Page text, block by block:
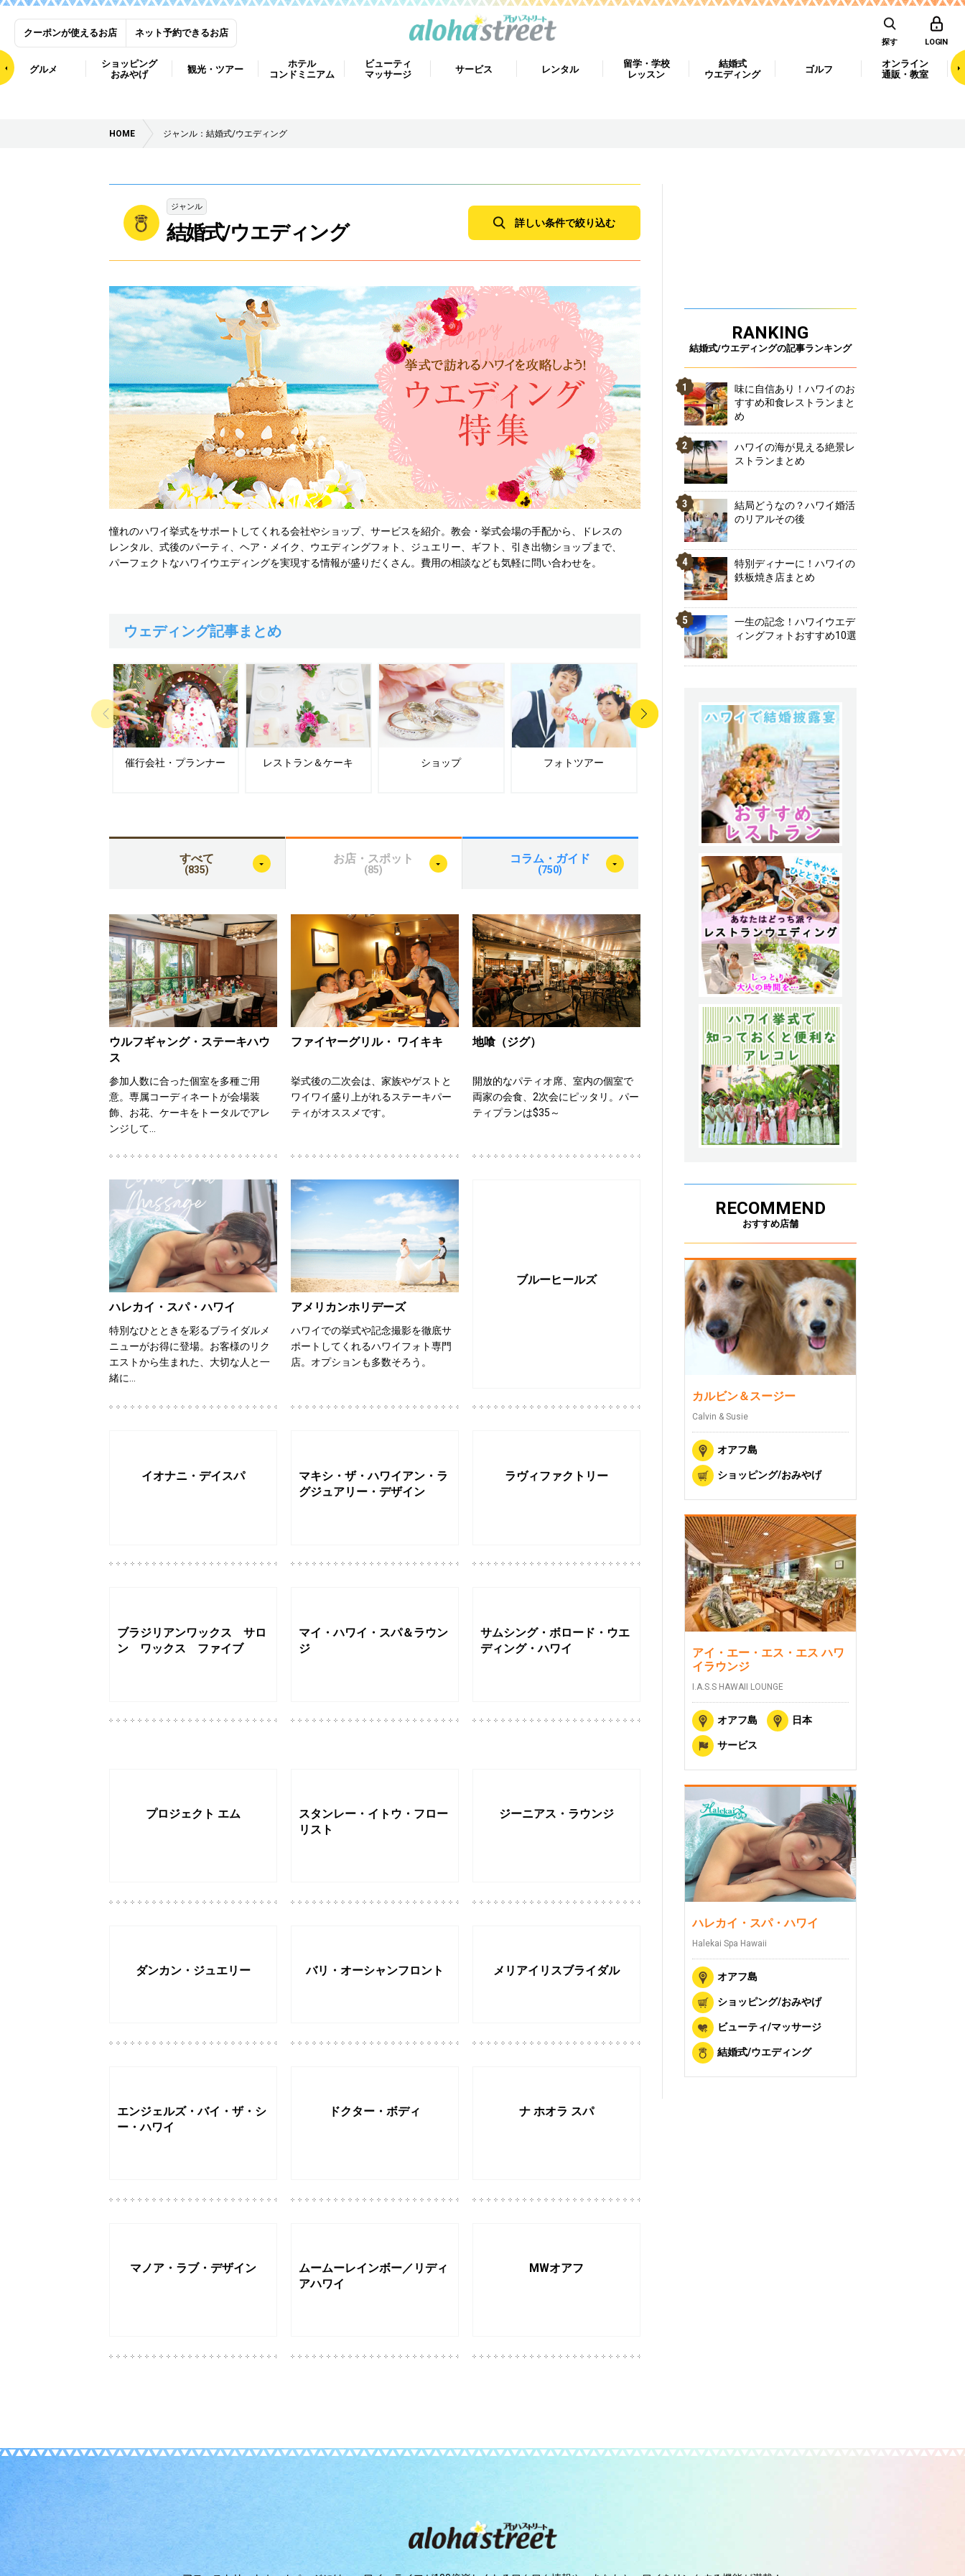
クーポンが使えるお店 ネット予約できるお店
探す LOGIN
グルメ
ショッピング
おみやげ
観光・ツアー
ホテル
コンドミニアム
ビューティ
マッサージ
サービス レンタル
留学・学校
レッスン
結婚式
ウエディング
ゴルフ
オンライン
通販・教室
HOME ジャンル：結婚式/ウエディング
ジャンル
結婚式/ウエディング
憧れのハワイ挙式をサポートしてくれる会社やショップ、サービスを紹介。教会・挙式会場の手配から、ドレスの
レンタル、式後のパーティ、ヘア・メイク、ウエディングフォト、ジュエリー、ギフト、引き出物ショップまで、
パーフェクトなハワイウエディングを実現する情報が盛りだくさん。費用の相談なども気軽に問い合わせを。
ウェディング記事まとめ
催行会社・プランナー レストラン＆ケーキ ショップ フォトツアー エステ＆ヘアメイク 便利なあれこれ
詳しい条件で絞り込む
すべて
(835)
お店・スポット
(85)
コラム・ガイド
(750)
ウルフギャング・ステーキハウ
ス
参加人数に合った個室を多種ご用
意。専属コーディネートが会場装
飾、お花、ケーキをトータルでアレ
ンジして…
ファイヤーグリル・ ワイキキ
挙式後の二次会は、家族やゲストと
ワイワイ盛り上がれるステーキパー
ティがオススメです。
地喰（ジグ）
開放的なパティオ席、室内の個室で
両家の会食、2次会にピッタリ。パー
ティプランは$35～
ハレカイ・スパ・ハワイ
特別なひとときを彩るブライダルメ
ニューがお得に登場。お客様のリク
エストから生まれた、大切な人と一
緒に…
アメリカンホリデーズ
ハワイでの挙式や記念撮影を徹底サ
ポートしてくれるハワイフォト専門
店。オプションも多数そろう。
ブルーヒールズ
イオナニ・デイスパ
マキシ・ザ・ハワイアン・ラ
グジュアリー・デザイン
ラヴィファクトリー
ブラジリアンワックス サロ
ン ワックス ファイブ
マイ・ハワイ・スパ＆ラウン
ジ
サムシング・ボロード・ウエ
ディング・ハワイ
プロジェクト エム
スタンレー・イトウ・フロー
リスト
ジーニアス・ラウンジ
ダンカン・ジュエリー バリ・オーシャンフロント メリアイリスブライダル
エンジェルズ・バイ・ザ・シ
ー・ハワイ
ドクター・ボディ ナ ホオラ スパ
マノア・ラブ・デザイン
ムームーレインボー／リディ
アハワイ
MWオアフ
RANKING
結婚式/ウエディングの記事ランキング
味に自信あり！ハワイのお
すすめ和食レストランまと
め
ハワイの海が見える絶景レ
ストランまとめ
結局どうなの？ハワイ婚活
のリアルその後
特別ディナーに！ハワイの
鉄板焼き店まとめ
一生の記念！ハワイウエデ
ィングフォトおすすめ10選
RECOMMEND
おすすめ店舗
カルビン＆スージー
Calvin & Susie
オアフ島
ショッピング/おみやげ
アイ・エー・エス・エス ハワ
イラウンジ
I.A.S.S HAWAII LOUNGE
オアフ島 日本
サービス
ハレカイ・スパ・ハワイ
Halekai Spa Hawaii
オアフ島
ショッピング/おみやげ
ビューティ/マッサージ
結婚式/ウエディング